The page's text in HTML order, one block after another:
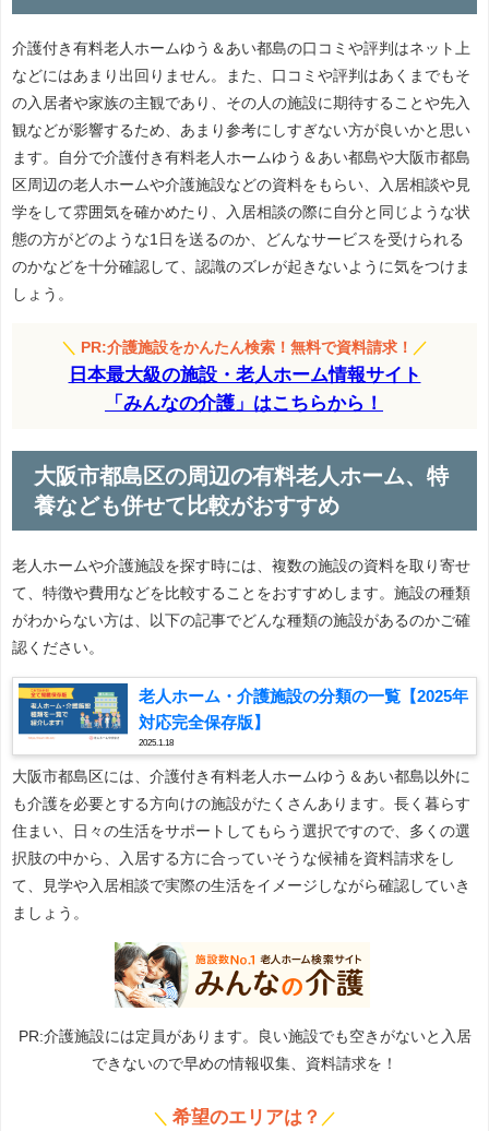
介護付き有料老人ホームゆう＆あい都島の口コミや評判はネット上
などにはあまり出回りません。また、口コミや評判はあくまでもそ
の入居者や家族の主観であり、その人の施設に期待することや先入
観などが影響するため、あまり参考にしすぎない方が良いかと思い
ます。自分で介護付き有料老人ホームゆう＆あい都島や大阪市都島
区周辺の老人ホームや介護施設などの資料をもらい、入居相談や見
学をして雰囲気を確かめたり、入居相談の際に自分と同じような状
態の方がどのような1日を送るのか、どんなサービスを受けられる
のかなどを十分確認して、認識のズレが起きないように気をつけま
しょう。
＼ PR:介護施設をかんたん検索！無料で資料請求！ ／
日本最大級の施設・老人ホーム情報サイト
「みんなの介護」はこちらから！
大阪市都島区の周辺の有料老人ホーム、特
養なども併せて比較がおすすめ
老人ホームや介護施設を探す時には、複数の施設の資料を取り寄せ
て、特徴や費用などを比較することをおすすめします。施設の種類
がわからない方は、以下の記事でどんな種類の施設があるのかご確
認ください。
老人ホーム・介護施設の分類の一覧【2025年
対応完全保存版】
2025.1.18
大阪市都島区には、介護付き有料老人ホームゆう＆あい都島以外に
も介護を必要とする方向けの施設がたくさんあります。長く暮らす
住まい、日々の生活をサポートしてもらう選択ですので、多くの選
択肢の中から、入居する方に合っていそうな候補を資料請求をし
て、見学や入居相談で実際の生活をイメージしながら確認していき
ましょう。
PR:介護施設には定員があります。良い施設でも空きがないと入居
できないので早めの情報収集、資料請求を！
＼ 希望のエリアは？ ／